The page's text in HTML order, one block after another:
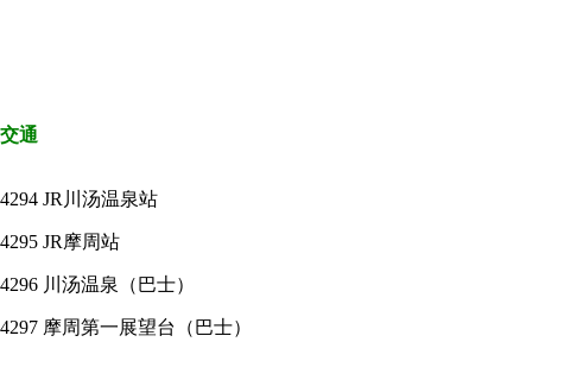
交通
4294 JR川汤温泉站
4295 JR摩周站
4296 川汤温泉（巴士）
4297 摩周第一展望台（巴士）